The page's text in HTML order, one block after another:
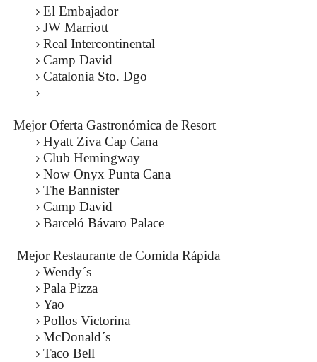
El Embajador
JW Marriott
Real Intercontinental
Camp David
Catalonia Sto. Dgo
Mejor Oferta Gastronómica de Resort
Hyatt Ziva Cap Cana
Club Hemingway
Now Onyx Punta Cana
The Bannister
Camp David
Barceló Bávaro Palace
Mejor Restaurante de Comida Rápida
Wendy´s
Pala Pizza
Yao
Pollos Victorina
McDonald´s
Taco Bell